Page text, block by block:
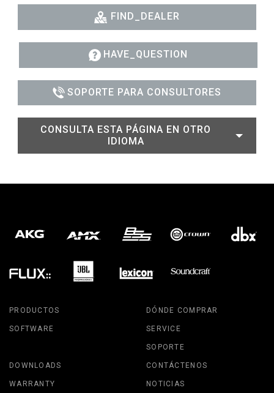
FIND_DEALER
HAVE_QUESTION
SOPORTE PARA CONSULTORES
CONSULTA ESTA PÁGINA EN OTRO
IDIOMA
PRODUCTOS
SOFTWARE
DÓNDE COMPRAR
SERVICE
SOPORTE
DOWNLOADS
WARRANTY
CONTÁCTENOS
NOTICIAS